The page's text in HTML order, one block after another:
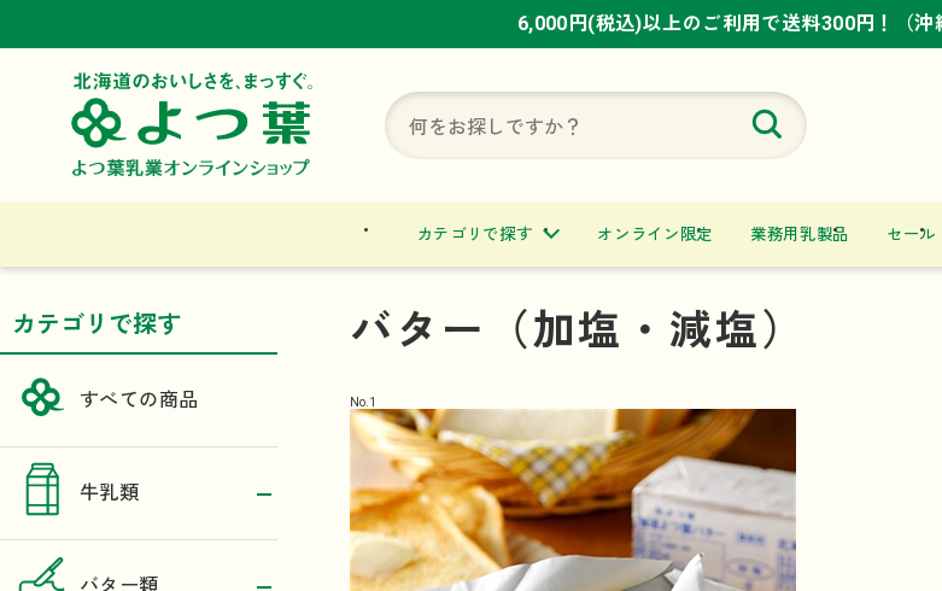
6,000円(税込)以上のご利用で送料300円！（沖
6,000円(税込)以上のご利用で送料300円！（沖
6,000円(税込)以上のご利用で送料300円！（沖
カテゴリで探す オンライン限定 業務用乳製品 セール
カテゴリで探す
すべての商品
牛乳類
バター類
バター（加塩・減塩）
No. 1